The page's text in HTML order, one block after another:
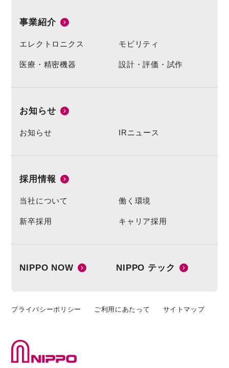
事業紹介
エレクトロニクス モビリティ
医療・精密機器 設計・評価・試作
お知らせ
お知らせ IRニュース
採用情報
当社について 働く環境
新卒採用 キャリア採用
NIPPO NOW NIPPO テック
プライバシーポリシー ご利用にあたって サイトマップ